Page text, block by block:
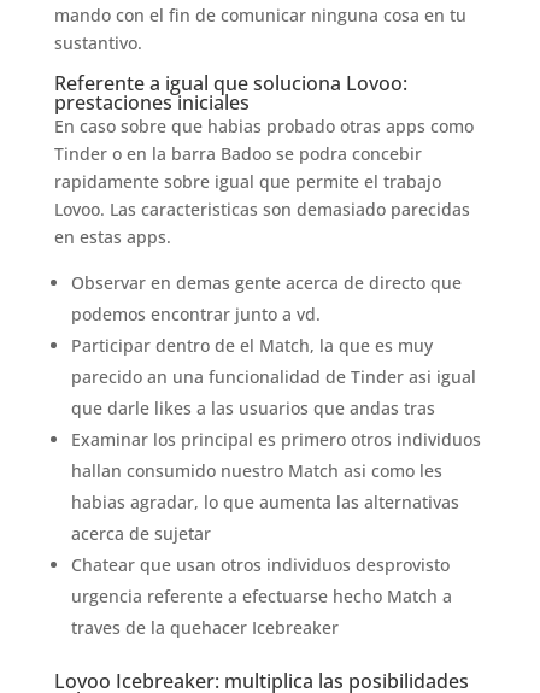
mando con el fin de comunicar ninguna cosa en tu
sustantivo.
Referente a igual que soluciona Lovoo:
prestaciones iniciales
En caso sobre que habias probado otras apps como
Tinder o en la barra Badoo se podra concebir
rapidamente sobre igual que permite el trabajo
Lovoo. Las caracteristicas son demasiado parecidas
en estas apps.
Observar en demas gente acerca de directo que
podemos encontrar junto a vd.
Participar dentro de el Match, la que es muy
parecido an una funcionalidad de Tinder asi igual
que darle likes a las usuarios que andas tras
Examinar los principal es primero otros individuos
hallan consumido nuestro Match asi­ como les
habias agradar, lo que aumenta las alternativas
acerca de sujetar
Chatear que usan otros individuos desprovisto
urgencia referente a efectuarse hecho Match a
traves de la quehacer Icebreaker
Lovoo Icebreaker: multiplica las posibilidades